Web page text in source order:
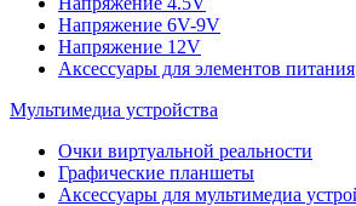
Напряжение 6V-9V
Напряжение 12V
Аксессуары для элементов питания
Мультимедиа устройства
Очки виртуальной реальности
Графические планшеты
Аксессуары для мультимедиа